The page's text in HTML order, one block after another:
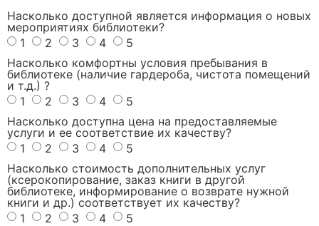
Насколько доступной является информация о новых
мероприятиях библиотеки?
1
2 3 4
5
Насколько комфортны условия пребывания в
библиотеке (наличие гардероба, чистота помещений
и т.д.) ?
1
2 3 4
5
Насколько доступна цена на предоставляемые
услуги и ее соответствие их качеству?
1
2 3 4
5
Насколько стоимость дополнительных услуг
(ксерокопирование, заказ книги в другой
библиотеке, информирование о возврате нужной
книги и др.) соответствует их качеству?
1
2 3 4
5